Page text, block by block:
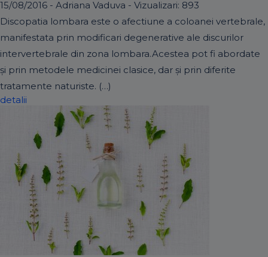
15/08/2016 - Adriana Vaduva - Vizualizari: 893
Discopatia lombara este o afectiune a coloanei vertebrale,
manifestata prin modificari degenerative ale discurilor
intervertebrale din zona lombara.Acestea pot fi abordate
și prin metodele medicinei clasice, dar și prin diferite
tratamente naturiste. (…)
detalii